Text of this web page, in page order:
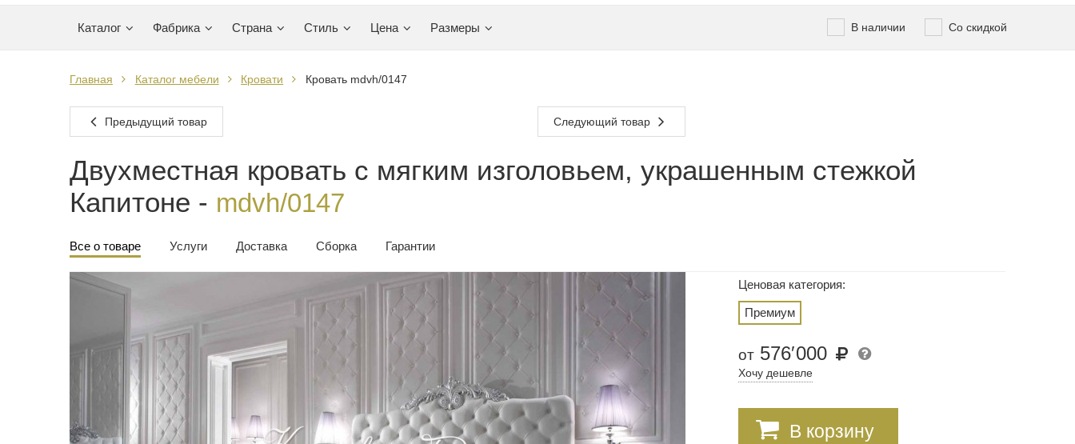
Каталог Фабрика Страна Стиль Цена Размеры Со скидкой
В наличии
Главная Каталог мебели Кровати Кровать mdvh/0147
Предыдущий товар Следующий товар
Двухместная кровать с мягким изголовьем, украшенным стежкой
Капитоне - mdvh/0147
Все о товаре Услуги Доставка Сборка Гарантии
Ценовая категория:
Премиум
от 576′000
Хочу дешевле
В корзину